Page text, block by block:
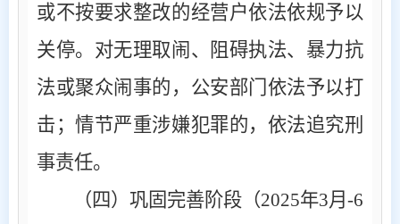
或不按要求整改的经营户依法依规予以
关停。对无理取闹、阻碍执法、暴力抗
法或聚众闹事的，公安部门依法予以打
击；情节严重涉嫌犯罪的，依法追究刑
事责任。
（四）巩固完善阶段（2025年3月-6